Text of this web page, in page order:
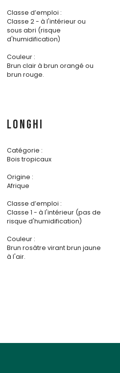
Classe d’emploi :
Classe 2 - à l'intérieur ou
sous abri (risque
d'humidification)
Couleur :
Brun clair à brun orangé ou
brun rouge.
LONGHI
Catégorie :
Bois tropicaux
Origine :
Afrique
Classe d’emploi :
Classe 1 - à l'intérieur (pas de
risque d'humidification)
Couleur :
Brun rosâtre virant brun jaune
à l'air.